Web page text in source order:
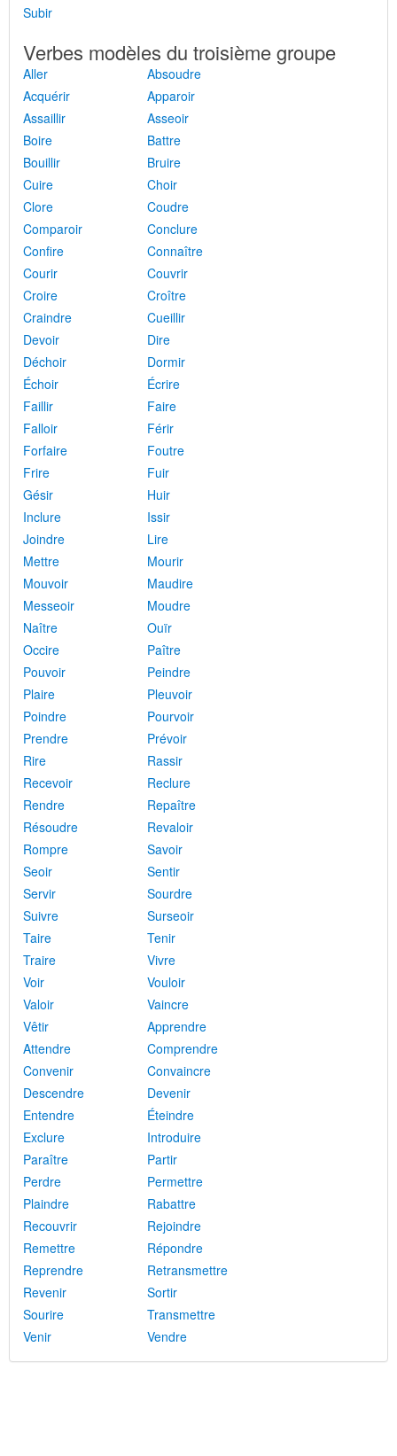
Subir
Verbes modèles du troisième groupe
Aller
Absoudre
Acquérir
Apparoir
Assaillir
Asseoir
Boire
Battre
Bouillir
Bruire
Cuire
Choir
Clore
Coudre
Comparoir
Conclure
Confire
Connaître
Courir
Couvrir
Croire
Croître
Craindre
Cueillir
Devoir
Dire
Déchoir
Dormir
Échoir
Écrire
Faillir
Faire
Falloir
Férir
Forfaire
Foutre
Frire
Fuir
Gésir
Huir
Inclure
Issir
Joindre
Lire
Mettre
Mourir
Mouvoir
Maudire
Messeoir
Moudre
Naître
Ouïr
Occire
Paître
Pouvoir
Peindre
Plaire
Pleuvoir
Poindre
Pourvoir
Prendre
Prévoir
Rire
Rassir
Recevoir
Reclure
Rendre
Repaître
Résoudre
Revaloir
Rompre
Savoir
Seoir
Sentir
Servir
Sourdre
Suivre
Surseoir
Taire
Tenir
Traire
Vivre
Voir
Vouloir
Valoir
Vaincre
Vêtir
Apprendre
Attendre
Comprendre
Convenir
Convaincre
Descendre
Devenir
Entendre
Éteindre
Exclure
Introduire
Paraître
Partir
Perdre
Permettre
Plaindre
Rabattre
Recouvrir
Rejoindre
Remettre
Répondre
Reprendre
Retransmettre
Revenir
Sortir
Sourire
Transmettre
Venir
Vendre